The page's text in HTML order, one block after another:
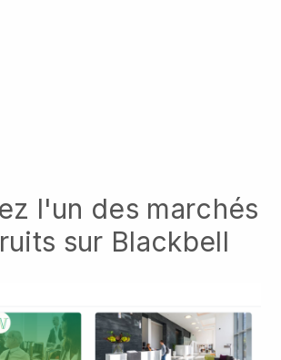
l'un des marchés
sur Blackbell